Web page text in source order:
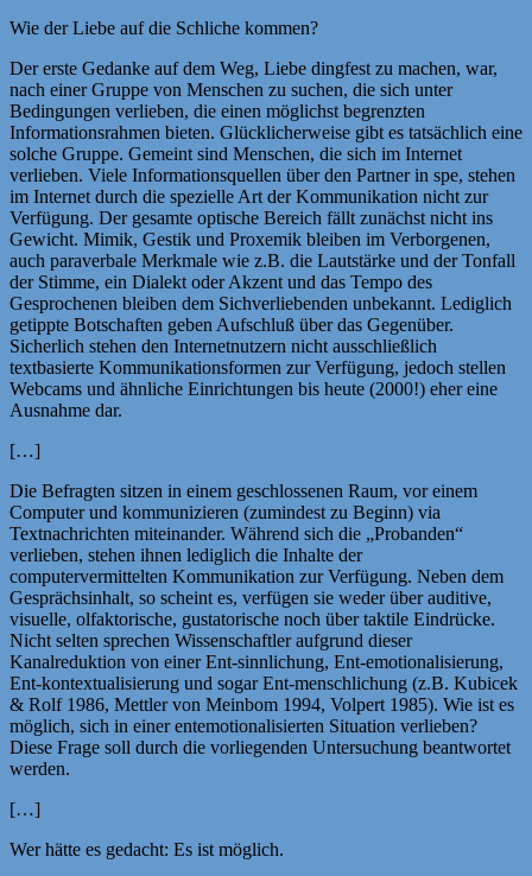
Wie der Liebe auf die Schliche kommen?
Der erste Gedanke auf dem Weg, Liebe dingfest zu machen, war,
nach einer Gruppe von Menschen zu suchen, die sich unter
Bedingungen verlieben, die einen möglichst begrenzten
Informationsrahmen bieten. Glücklicherweise gibt es tatsächlich eine
solche Gruppe. Gemeint sind Menschen, die sich im Internet
verlieben. Viele Informationsquellen über den Partner in spe, stehen
im Internet durch die spezielle Art der Kommunikation nicht zur
Verfügung. Der gesamte optische Bereich fällt zunächst nicht ins
Gewicht. Mimik, Gestik und Proxemik bleiben im Verborgenen,
auch paraverbale Merkmale wie z.B. die Lautstärke und der Tonfall
der Stimme, ein Dialekt oder Akzent und das Tempo des
Gesprochenen bleiben dem Sichverliebenden unbekannt. Lediglich
getippte Botschaften geben Aufschluß über das Gegenüber.
Sicherlich stehen den Internetnutzern nicht ausschließlich
textbasierte Kommunikationsformen zur Verfügung, jedoch stellen
Webcams und ähnliche Einrichtungen bis heute (2000!) eher eine
Ausnahme dar.
[…]
Die Befragten sitzen in einem geschlossenen Raum, vor einem
Computer und kommunizieren (zumindest zu Beginn) via
Textnachrichten miteinander. Während sich die „Probanden“
verlieben, stehen ihnen lediglich die Inhalte der
computervermittelten Kommunikation zur Verfügung. Neben dem
Gesprächsinhalt, so scheint es, verfügen sie weder über auditive,
visuelle, olfaktorische, gustatorische noch über taktile Eindrücke.
Nicht selten sprechen Wissenschaftler aufgrund dieser
Kanalreduktion von einer Ent-sinnlichung, Ent-emotionalisierung,
Ent-kontextualisierung und sogar Ent-menschlichung (z.B. Kubicek
& Rolf 1986, Mettler von Meinbom 1994, Volpert 1985). Wie ist es
möglich, sich in einer entemotionalisierten Situation verlieben?
Diese Frage soll durch die vorliegenden Untersuchung beantwortet
werden.
[…]
Wer hätte es gedacht: Es ist möglich.